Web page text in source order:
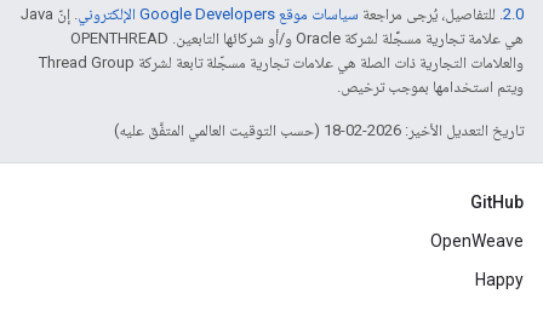
2.0‏. للتفاصيل، يُرجى مراجعة سياسات موقع Google Developers الإلكتروني
. إنّ Java
هي علامة تجارية مسجَّلة لشركة Oracle و/أو شركائها التابعين. ‫OPENTHREAD
والعلامات التجارية ذات الصلة هي علامات تجارية مسجّلة تابعة لشركة Thread Group
ويتم استخدامها بموجب ترخيص.
تاريخ التعديل الأخير: 2026-02-18 (حسب التوقيت العالمي المتفَّق عليه)
GitHub
OpenWeave
Happy